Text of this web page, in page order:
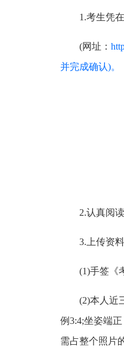
1.考生凭
(网址：
并完成确认)。
2.认真阅
3.上传资料
(1)手签《
(2)本人近
例3:4;坐姿端
需占整个照片